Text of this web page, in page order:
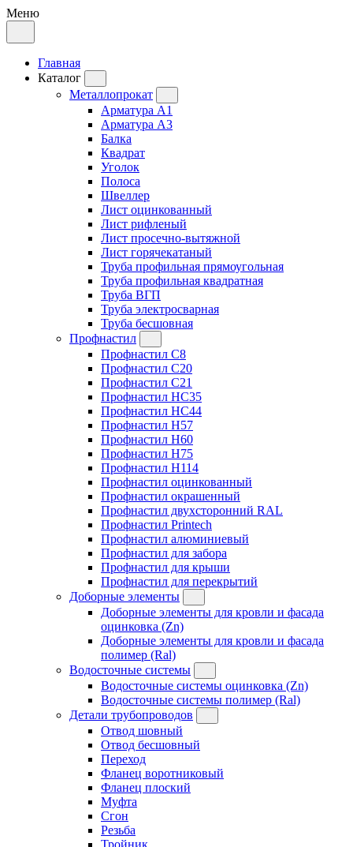
Меню
Главная
Каталог
Металлопрокат
Арматура А1
Арматура А3
Балка
Квадрат
Уголок
Полоса
Швеллер
Лист оцинкованный
Лист рифленый
Лист просечно-вытяжной
Лист горячекатаный
Труба профильная прямоугольная
Труба профильная квадратная
Труба ВГП
Труба электросварная
Труба бесшовная
Профнастил
Профнастил C8
Профнастил C20
Профнастил C21
Профнастил HC35
Профнастил HC44
Профнастил H57
Профнастил H60
Профнастил H75
Профнастил H114
Профнастил оцинкованный
Профнастил окрашенный
Профнастил двухсторонний RAL
Профнастил Printech
Профнастил алюминиевый
Профнастил для забора
Профнастил для крыши
Профнастил для перекрытий
Доборные элементы
Доборные элементы для кровли и фасада
оцинковка (Zn)
Доборные элементы для кровли и фасада
полимер (Ral)
Водосточные системы
Водосточные системы оцинковка (Zn)
Водосточные системы полимер (Ral)
Детали трубопроводов
Отвод шовный
Отвод бесшовный
Переход
Фланец воротниковый
Фланец плоский
Муфта
Сгон
Резьба
Тройник